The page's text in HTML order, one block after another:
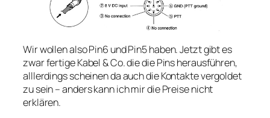
Wir wollen also Pin6 und Pin5 haben. Jetzt gibt es
zwar fertige Kabel & Co. die die Pins herausführen,
alllerdings scheinen da auch die Kontakte vergoldet
zu sein – anders kann ich mir die Preise nicht
erklären.